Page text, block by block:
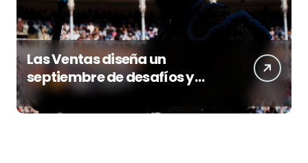
Las Ventas diseña un
septiembre de desafíos y
variedad ganadera